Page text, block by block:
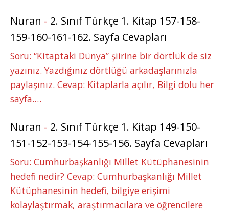
Nuran - 2. Sınıf Türkçe 1. Kitap 157-158-
159-160-161-162. Sayfa Cevapları
Soru: “Kitaptaki Dünya” şiirine bir dörtlük de siz
yazınız. Yazdığınız dörtlüğü arkadaşlarınızla
paylaşınız. Cevap: Kitaplarla açılır, Bilgi dolu her
sayfa.…
Nuran - 2. Sınıf Türkçe 1. Kitap 149-150-
151-152-153-154-155-156. Sayfa Cevapları
Soru: Cumhurbaşkanlığı Millet Kütüphanesinin
hedefi nedir? Cevap: Cumhurbaşkanlığı Millet
Kütüphanesinin hedefi, bilgiye erişimi
kolaylaştırmak, araştırmacılara ve öğrencilere